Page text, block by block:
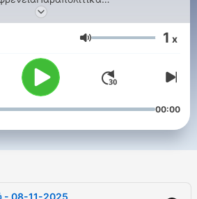
#'ΩρατουΛαού #OraTouLaou
#ΠαραπολιτικάPodcasts
Volum 1 x
00:00